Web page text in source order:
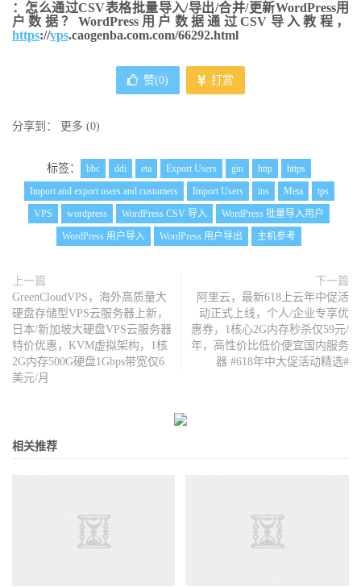
：怎么通过CSV表格批量导入/导出/合并/更新WordPress用
户数据？WordPress用户数据通过CSV导入教程，
https://vps.caogenba.com.com/66292.html
赞(0) 打赏
分享到： 更多 (0)
标签： bbc ddi eta Export Users gin http
https
Import and export users and customers
Import Users ins Meta
tps
VPS
wordpress WordPress CSV 导入
WordPress 批量导入用户
WordPress 用户导入
WordPress 用户导出 主机参考
上一篇
GreenCloudVPS，海外高质量大
硬盘存储型VPS云服务器上新，
日本/新加坡大硬盘VPS云服务器
特价优惠，KVM虚拟架构，1核
2G内存500G硬盘1Gbps带宽仅6
美元/月
下一篇
阿里云，最新618上云年中促活
动正式上线，个人/企业专享优
惠券，1核心2G内存秒杀仅59元/
年，高性价比低价便宜国内服务
器 #618年中大促活动精选#
相关推荐